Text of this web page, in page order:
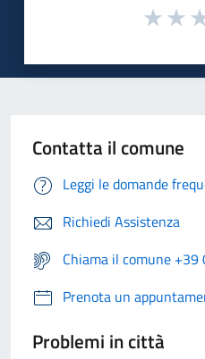
Contatta il comune
Leggi le domande
Richiedi Assistenza
Chiama il comune
Prenota un
Problemi in città